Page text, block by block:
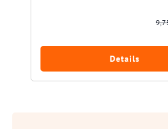
Details